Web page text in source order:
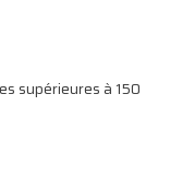
supérieures à 150